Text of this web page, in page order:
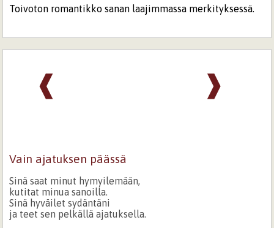
Toivoton romantikko sanan laajimmassa merkityksessä.
❱
❰
Vain ajatuksen päässä
Sinä saat minut hymyilemään,
kutitat minua sanoilla.
Sinä hyväilet sydäntäni
ja teet sen pelkällä ajatuksella.